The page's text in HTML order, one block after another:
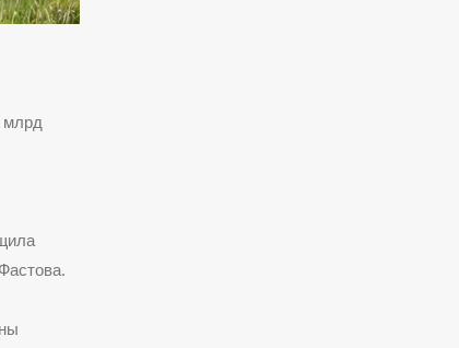
млрд